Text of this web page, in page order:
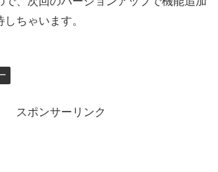
ちゃいます。
スポンサーリンク